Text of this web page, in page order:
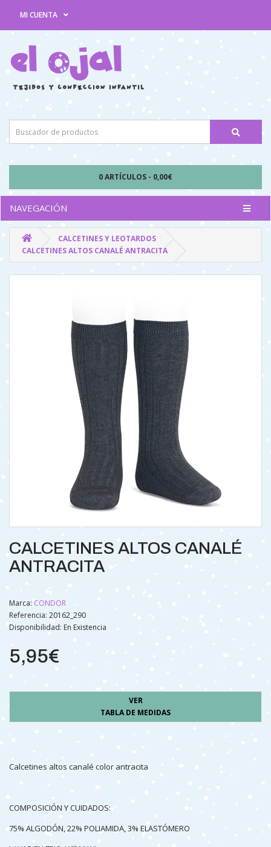
MI CUENTA
0 ARTÍCULOS - 0,00€
NAVEGACIÓN
CALCETINES Y LEOTARDOS
CALCETINES ALTOS CANALÉ ANTRACITA
CALCETINES ALTOS CANALÉ
ANTRACITA
Marca: CONDOR
Referencia: 20162_290
Disponibilidad: En Existencia
5,95€
VER
TABLA DE MEDIDAS
Calcetines altos canalé color antracita
COMPOSICIÓN Y CUIDADOS:
75% ALGODÓN, 22% POLIAMIDA, 3% ELASTÓMERO